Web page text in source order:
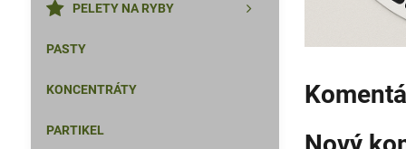
PELETY NA RYBY
PASTY
KONCENTRÁTY
PARTIKEL